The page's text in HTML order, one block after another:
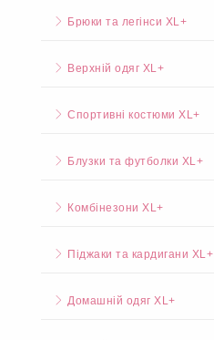
Брюки та легінси XL+
Верхній одяг XL+
Спортивні костюми XL+
Блузки та футболки XL+
Комбінезони XL+
Піджаки та кардигани XL+
Домашній одяг XL+